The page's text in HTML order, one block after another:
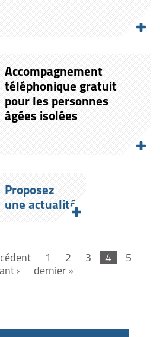
Accompagnement
téléphonique gratuit
pour les personnes
âgées isolées
Proposez
une actualité
1 2 3 4 5
› dernier »